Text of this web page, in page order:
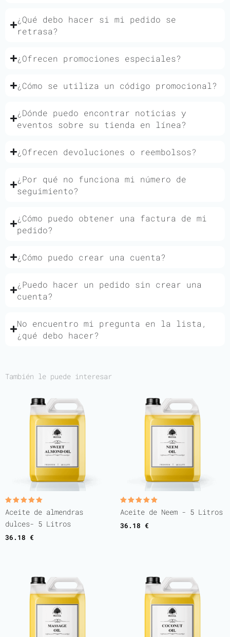
¿Qué debo hacer si mi pedido se
retrasa?
¿Ofrecen promociones especiales?
¿Cómo se utiliza un código promocional?
¿Dónde puedo encontrar noticias y
eventos sobre su tienda en línea?
¿Ofrecen devoluciones o reembolsos?
¿Por qué no funciona mi número de
seguimiento?
¿Cómo puedo obtener una factura de mi
pedido?
¿Cómo puedo crear una cuenta?
¿Puedo hacer un pedido sin crear una
cuenta?
No encuentro mi pregunta en la lista,
¿qué debo hacer?
También le puede interesar
Valorado
con
5.00
de 5
Aceite de almendras
dulces- 5 Litros
36.18 €
Valorado
con
de 5
Aceite de Neem - 5 Litros
36.18 €